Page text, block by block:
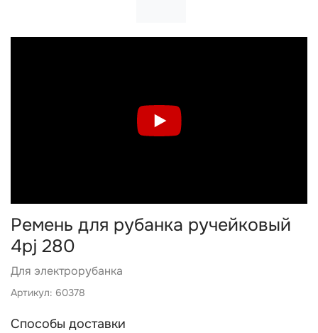
Ремень для рубанка ручейковый
4pj 280
Для электрорубанка
Артикул: 60378
Способы доставки